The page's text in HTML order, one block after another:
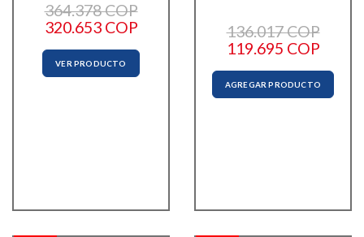
364.378 COP
320.653 COP
VER PRODUCTO
136.017 COP
119.695 COP
AGREGAR PRODUCTO